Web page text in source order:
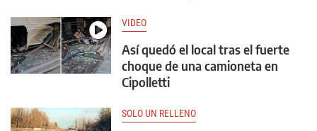
VIDEO
Así quedó el local tras el fuerte
choque de una camioneta en
Cipolletti
SOLO UN RELLENO